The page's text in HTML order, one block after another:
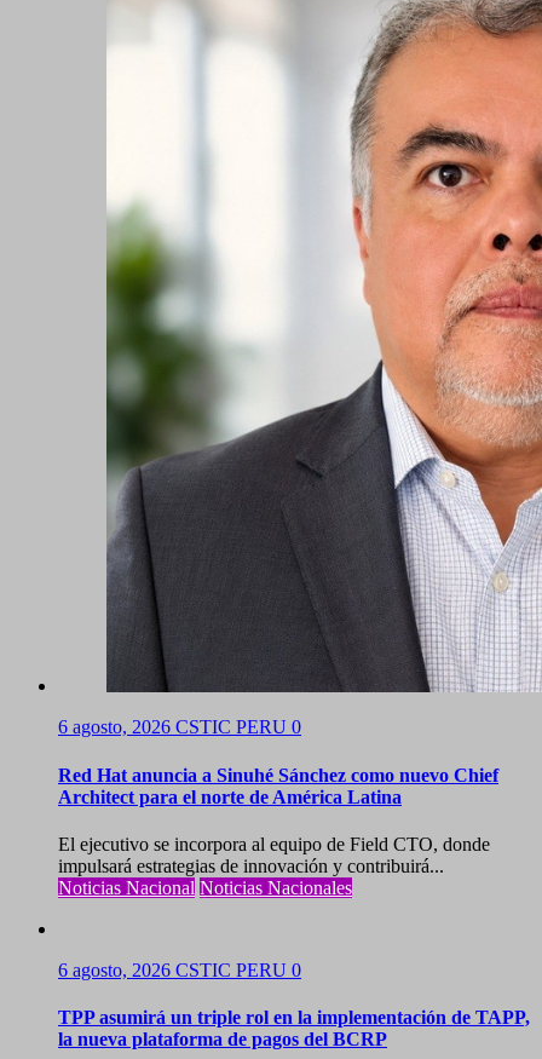
6 agosto, 2026 CSTIC PERU 0
Red Hat anuncia a Sinuhé Sánchez como nuevo Chief
Architect para el norte de América Latina
El ejecutivo se incorpora al equipo de Field CTO, donde
impulsará estrategias de innovación y contribuirá...
Noticias Nacional Noticias Nacionales
6 agosto, 2026 CSTIC PERU 0
TPP asumirá un triple rol en la implementación de TAPP,
la nueva plataforma de pagos del BCRP